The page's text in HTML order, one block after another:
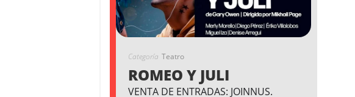
Categoría Teatro
ROMEO Y JULI
VENTA DE ENTRADAS: JOINNUS.